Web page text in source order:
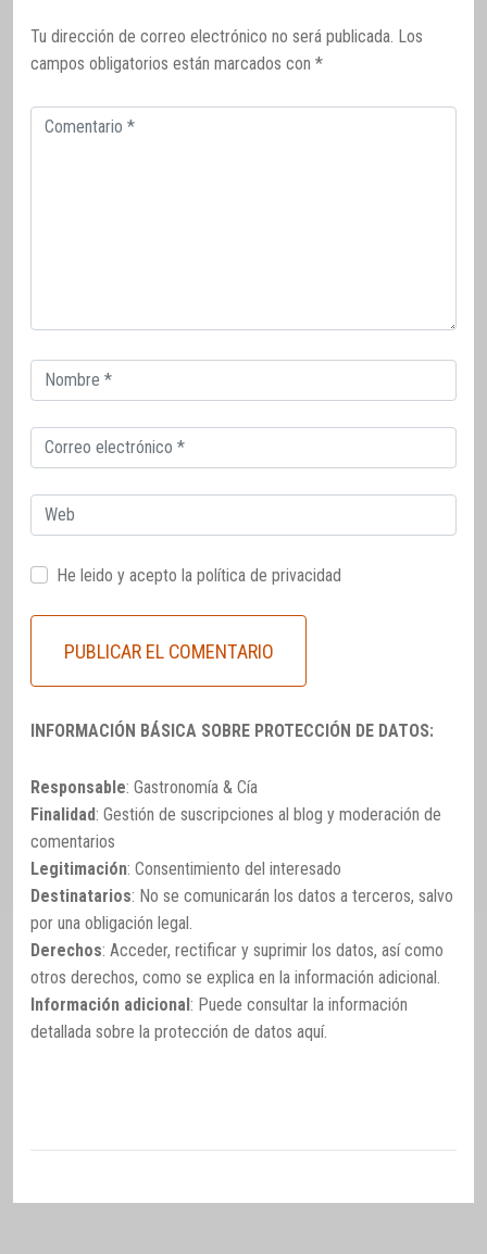
Tu dirección de correo electrónico no será publicada. Los
campos obligatorios están marcados con *
Comentario
Correo
electrónico
Correo
electrónico
Web
He leido y acepto la política de privacidad
INFORMACIÓN BÁSICA SOBRE PROTECCIÓN DE DATOS:
Responsable: Gastronomía & Cía
Finalidad: Gestión de suscripciones al blog y moderación de
comentarios
Legitimación: Consentimiento del interesado
Destinatarios: No se comunicarán los datos a terceros, salvo
por una obligación legal.
Derechos: Acceder, rectificar y suprimir los datos, así como
otros derechos, como se explica en la información adicional.
Información adicional: Puede consultar la información
detallada sobre la protección de datos aquí.